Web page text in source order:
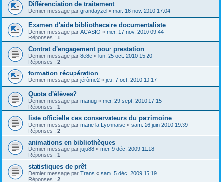
Différenciation de traitement
Dernier message par grandayzel « mar. 16 nov. 2010 17:04
Examen d'aide bibliothecaire documentaliste
Dernier message par ACASIO « mer. 17 nov. 2010 09:44
Réponses : 1
Contrat d'engagement pour prestation
Dernier message par 8e8e « lun. 25 oct. 2010 15:20
Réponses : 2
formation récupération
Dernier message par jérôme2 « jeu. 7 oct. 2010 10:17
Quota d'élèves?
Dernier message par manug « mer. 29 sept. 2010 17:15
Réponses : 1
liste officielle des conservateurs du patrimoine
Dernier message par marie la Lyonnaise « sam. 26 juin 2010 19:39
Réponses : 2
animations en bibliothèques
Dernier message par juju88 « mer. 9 déc. 2009 11:18
Réponses : 1
statistiques de prêt
Dernier message par Trans « sam. 5 déc. 2009 15:19
Réponses : 2